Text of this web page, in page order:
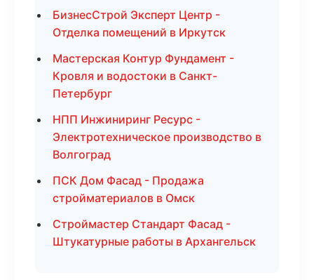
БизнесСтрой Эксперт Центр -
Отделка помещений в Иркутск
Мастерская Контур Фундамент -
Кровля и водостоки в Санкт-
Петербург
НПП Инжиниринг Ресурс -
Электротехническое производство в
Волгоград
ПСК Дом Фасад - Продажа
стройматериалов в Омск
Строймастер Стандарт Фасад -
Штукатурные работы в Архангельск